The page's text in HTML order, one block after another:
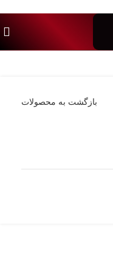
بازگشت به محصولات